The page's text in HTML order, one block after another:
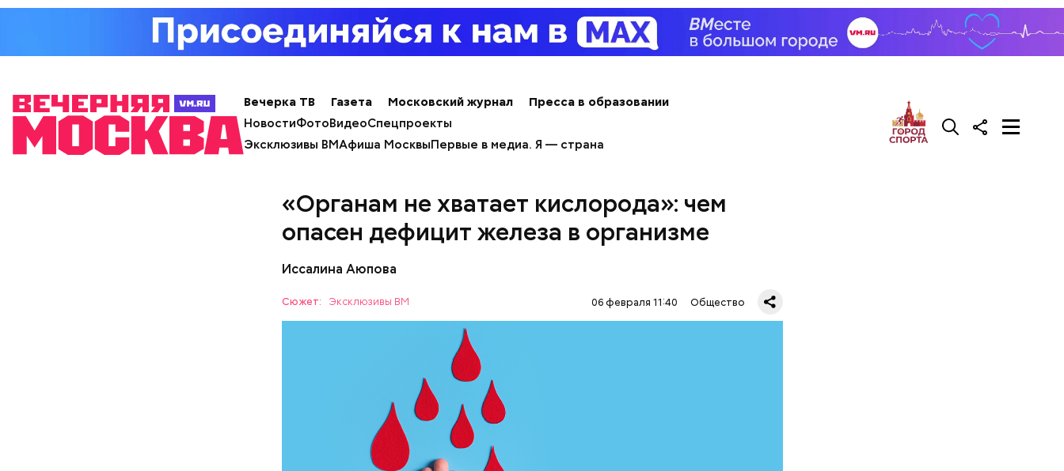
Вечерка ТВ Газета Московский журнал
Пресса в образовании
НовостиФотоВидеоСпецпроекты
Эксклюзивы ВМАфиша МосквыПервые в медиа. Я — страна
«Органам не хватает кислорода»: чем
опасен дефицит железа в организме
Иссалина Аюпова
Сюжет: Эксклюзивы ВМ 06 февраля 11:40 Общество
с сахарным диабетом;
Вовсю идет и сезон черешни. «Вечерняя Москва» узнала у врача —
эндокринолога-диетолога Натальи Лазуренко,как правильно есть эту
с пользой для здоровья.